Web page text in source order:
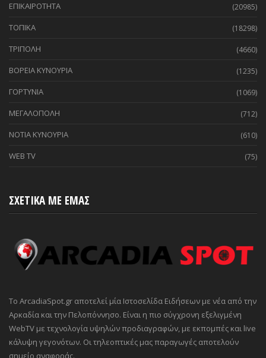
ΕΠΙΚΑΙΡΟΤΗΤΑ (20985)
ΤΟΠΙΚΑ (18298)
ΤΡΙΠΟΛΗ (4660)
ΒΟΡΕΙΑ ΚΥΝΟΥΡΙΑ (1235)
ΓΟΡΤΥΝΙΑ (1069)
ΜΕΓΑΛΟΠΟΛΗ (712)
ΝΟΤΙΑ ΚΥΝΟΥΡΙΑ (610)
WEB TV (75)
ΣΧΕΤΙΚΑ ΜΕ ΕΜΑΣ
Το ArcadiaSpot.gr αποτελεί μία Ιστοσελίδα Ειδήσεων με νέα από την
Αρκαδία και την Πελοπόννησο. Είναι η πιο σύγχρονη εξελιγμένη
WebTV με τεχνολογία υψηλών προδιαγραφών, με εκπομπές και live
κάλυψη γεγονότων. Οι τηλεοπτικές μας παραγωγές αποτελούν
σημείο αναφοράς.